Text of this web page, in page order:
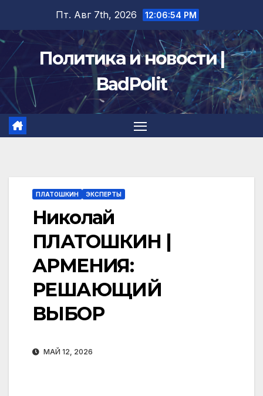
содержимому
Пт. Авг 7th, 2026 12:06:54 PM
Политика и новости |
BadPolit
ПЛАТОШКИН ЭКСПЕРТЫ
Николай
ПЛАТОШКИН |
АРМЕНИЯ:
РЕШАЮЩИЙ
ВЫБОР
МАЙ 12, 2026